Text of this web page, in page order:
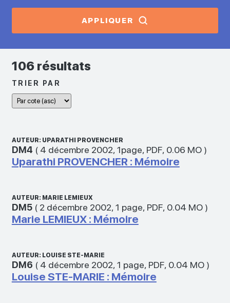
APPLIQUER
106 résultats
TRIER PAR
AUTEUR: UPARATHI PROVENCHER
DM4 ( 4 décembre 2002, 1page, PDF, 0.06 MO)
Uparathi PROVENCHER : Mémoire
AUTEUR: MARIE LEMIEUX
DM5( 2 décembre 2002, 1 page, PDF, 0.04 MO)
Marie LEMIEUX : Mémoire
AUTEUR: LOUISE STE-MARIE
DM6 ( 4 décembre 2002, 1 page, PDF, 0.04 MO)
Louise STE-MARIE : Mémoire